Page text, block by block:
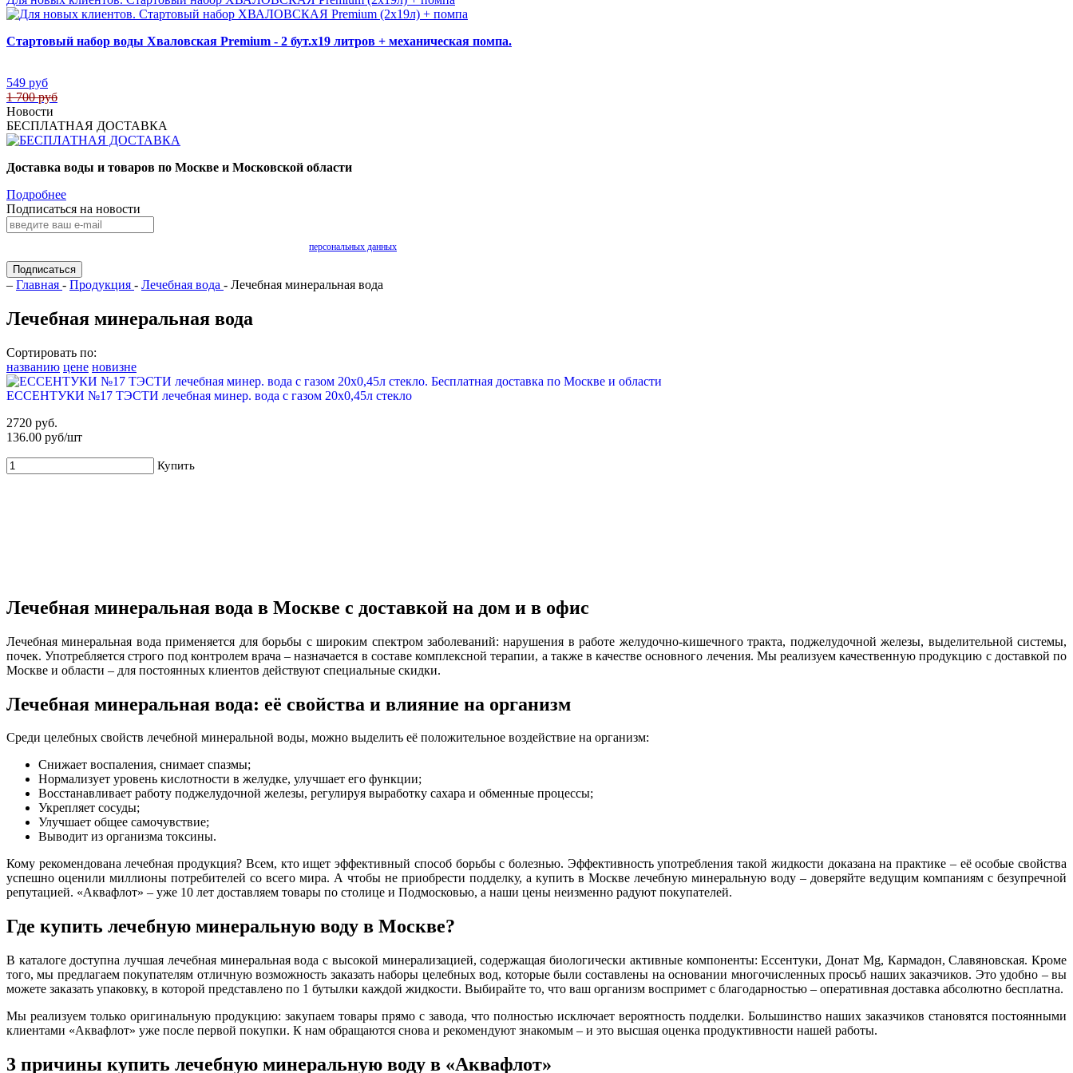
Стартовый набор воды Хваловская Premium - 2 бут.х19 литров + механическая помпа.
549 руб
1 700 руб
Новости
БЕСПЛАТНАЯ ДОСТАВКА
Доставка воды и товаров по Москве и Московской области
Подробнее
Подписаться на новости
персональных данных
Подписаться
– Главная - Продукция - Лечебная вода - Лечебная минеральная вода
Лечебная минеральная вода
Сортировать по:
названию цене новизне
ЕССЕНТУКИ №17 ТЭСТИ лечебная минер. вода с газом 20х0,45л стекло
2720 руб.
136.00 руб/шт
Купить
Лечебная минеральная вода в Москве с доставкой на дом и в офис
Лечебная минеральная вода применяется для борьбы с широким спектром заболеваний: нарушения в работе желудочно-кишечного тракта, поджелудочной железы, выделительной системы,
почек. Употребляется строго под контролем врача – назначается в составе комплексной терапии, а также в качестве основного лечения. Мы реализуем качественную продукцию с доставкой по
Москве и области – для постоянных клиентов действуют специальные скидки.
Лечебная минеральная вода: её свойства и влияние на организм
Среди целебных свойств лечебной минеральной воды, можно выделить её положительное воздействие на организм:
Снижает воспаления, снимает спазмы;
Нормализует уровень кислотности в желудке, улучшает его функции;
Восстанавливает работу поджелудочной железы, регулируя выработку сахара и обменные процессы;
Укрепляет сосуды;
Улучшает общее самочувствие;
Выводит из организма токсины.
Кому рекомендована лечебная продукция? Всем, кто ищет эффективный способ борьбы с болезнью. Эффективность употребления такой жидкости доказана на практике – её особые свойства
успешно оценили миллионы потребителей со всего мира. А чтобы не приобрести подделку, а купить в Москве лечебную минеральную воду – доверяйте ведущим компаниям с безупречной
репутацией. «Аквафлот» – уже 10 лет доставляем товары по столице и Подмосковью, а наши цены неизменно радуют покупателей.
Где купить лечебную минеральную воду в Москве?
В каталоге доступна лучшая лечебная минеральная вода с высокой минерализацией, содержащая биологически активные компоненты: Ессентуки, Донат Mg, Кармадон, Славяновская. Кроме
того, мы предлагаем покупателям отличную возможность заказать наборы целебных вод, которые были составлены на основании многочисленных просьб наших заказчиков. Это удобно – вы
можете заказать упаковку, в которой представлено по 1 бутылки каждой жидкости. Выбирайте то, что ваш организм воспримет с благодарностью – оперативная доставка абсолютно бесплатна.
Мы реализуем только оригинальную продукцию: закупаем товары прямо с завода, что полностью исключает вероятность подделки. Большинство наших заказчиков становятся постоянными
клиентами «Аквафлот» уже после первой покупки. К нам обращаются снова и рекомендуют знакомым – и это высшая оценка продуктивности нашей работы.
3 причины купить лечебную минеральную воду в «Аквафлот»